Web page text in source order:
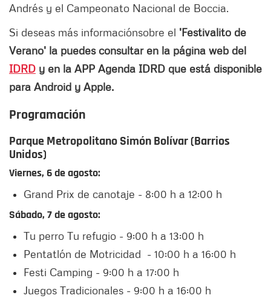
Andrés y el Campeonato Nacional de Boccia.
Si deseas más informaciónsobre el 'Festivalito de
Verano' la puedes consultar en la página web del
IDRD y en la APP Agenda IDRD que está disponible
para Android y Apple.
Programación
Parque Metropolitano Simón Bolívar (Barrios
Unidos)
Viernes, 6 de agosto:
Grand Prix de canotaje - 8:00 h a 12:00 h
Sábado, 7 de agosto:
Tu perro Tu refugio - 9:00 h a 13:00 h
Pentatlón de Motricidad - 10:00 h a 16:00 h
Festi Camping - 9:00 h a 17:00 h
Juegos Tradicionales - 9:00 h a 16:00 h